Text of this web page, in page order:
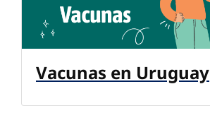
Vacunas en Uruguay